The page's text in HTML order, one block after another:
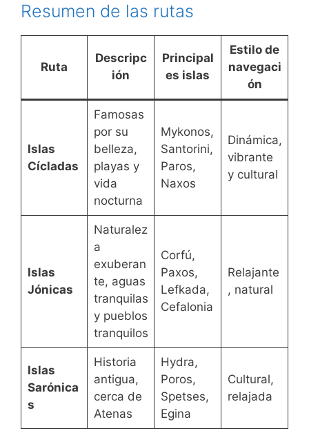
Resumen de las rutas
Ruta
Descripc
ión
Principal
es islas
Estilo de
navegaci
ón
Islas
Cícladas
Famosas
por su
belleza,
playas y
vida
nocturna
Mykonos,
Santorini,
Paros,
Naxos
Dinámica,
vibrante
y cultural
Islas
Jónicas
Naturalez
a
exuberan
te, aguas
tranquilas
y pueblos
tranquilos
Corfú,
Paxos,
Lefkada,
Cefalonia
Relajante
, natural
Islas
Sarónica
s
Historia
antigua,
cerca de
Atenas
Hydra,
Poros,
Spetses,
Egina
Cultural,
relajada